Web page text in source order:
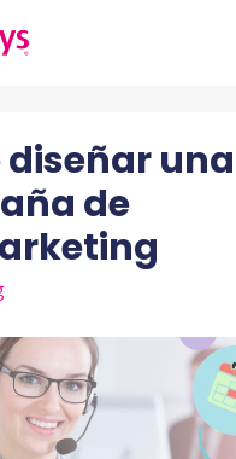
diseñar una
de